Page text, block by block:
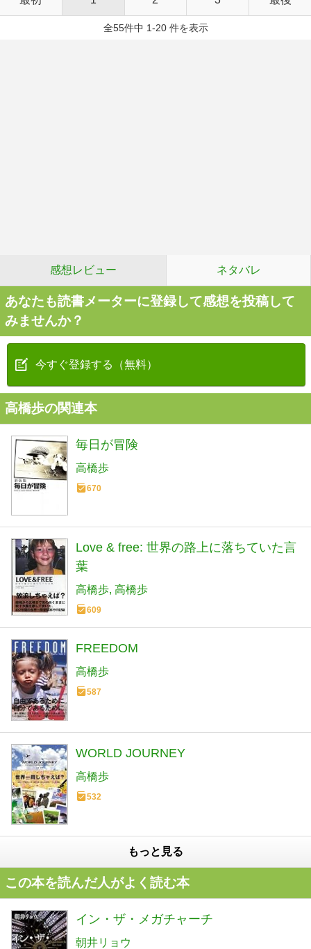
全55件中 1-20 件を表示
感想レビュー ネタバレ
あなたも読書メーターに登録して感想を投稿して
みませんか？
今すぐ登録する（無料）
高橋歩の関連本
毎日が冒険
高橋歩
670
Love & free: 世界の路上に落ちていた言
葉
高橋歩 高橋歩
609
FREEDOM
高橋歩
587
WORLD JOURNEY
高橋歩
532
もっと見る
この本を読んだ人がよく読む本
イン・ザ・メガチャーチ
朝井リョウ